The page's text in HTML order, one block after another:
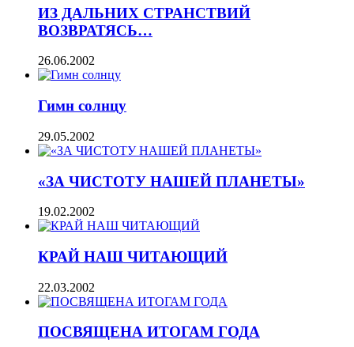
ИЗ ДАЛЬНИХ СТРАНСТВИЙ
ВОЗВРАТЯСЬ…
26.06.2002
Гимн солнцу
29.05.2002
«ЗА ЧИСТОТУ НАШЕЙ ПЛАНЕТЫ»
19.02.2002
КРАЙ НАШ ЧИТАЮЩИЙ
22.03.2002
ПОСВЯЩЕНА ИТОГАМ ГОДА